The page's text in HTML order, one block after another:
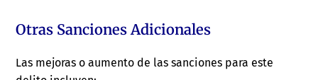
Otras Sanciones Adicionales
Las mejoras o aumento de las sanciones para este